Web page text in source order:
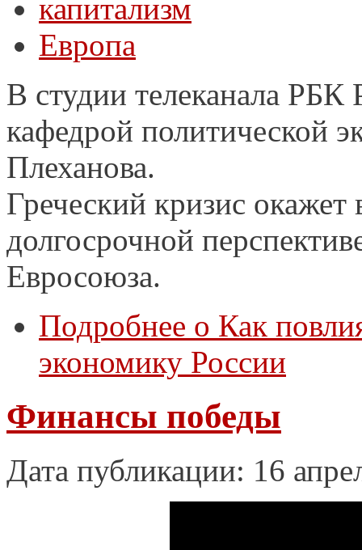
капитализм
Европа
В студии телеканала
кафедрой политической
Плеханова.
Греческий кризис
долгосрочной
Евросоюза.
Подробнее о Как
экономику России
Финансы победы
Дата публикации: 16